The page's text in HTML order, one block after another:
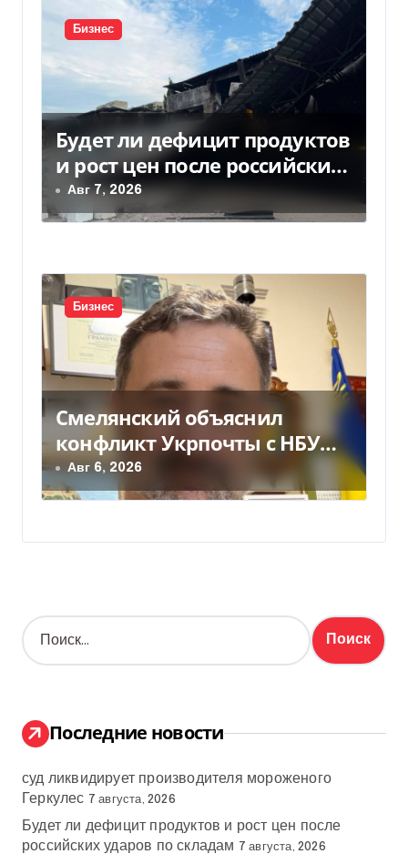
и
с
я
м
Бизнес
Будет ли дефицит продуктов
и рост цен после российских
ударов по складам
Авг 7, 2026
Бизнес
Смелянский объяснил
конфликт Укрпочты с НБУ
из-за платежек
Авг 6, 2026
Н
а
:
Последние новости
суд ликвидирует производителя мороженого
Геркулес 7 августа, 2026
Будет ли дефицит продуктов и рост цен после
российских ударов по складам 7 августа, 2026